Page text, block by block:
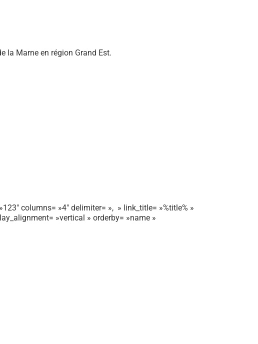
la Marne en région Grand Est.
columns= »4″ delimiter= », » link_title= »%title% »
»vertical » orderby= »name »